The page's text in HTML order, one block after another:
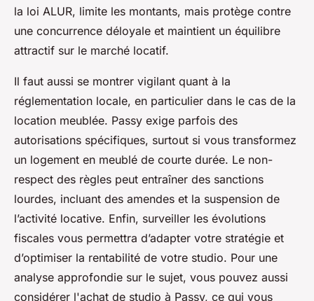
la loi ALUR, limite les montants, mais protège contre
une concurrence déloyale et maintient un équilibre
attractif sur le marché locatif.
Il faut aussi se montrer vigilant quant à la
réglementation locale, en particulier dans le cas de la
location meublée. Passy exige parfois des
autorisations spécifiques, surtout si vous transformez
un logement en meublé de courte durée. Le non-
respect des règles peut entraîner des sanctions
lourdes, incluant des amendes et la suspension de
l’activité locative. Enfin, surveiller les évolutions
fiscales vous permettra d’adapter votre stratégie et
d’optimiser la rentabilité de votre studio. Pour une
analyse approfondie sur le sujet, vous pouvez aussi
considérer l'achat de studio à Passy, ce qui vous